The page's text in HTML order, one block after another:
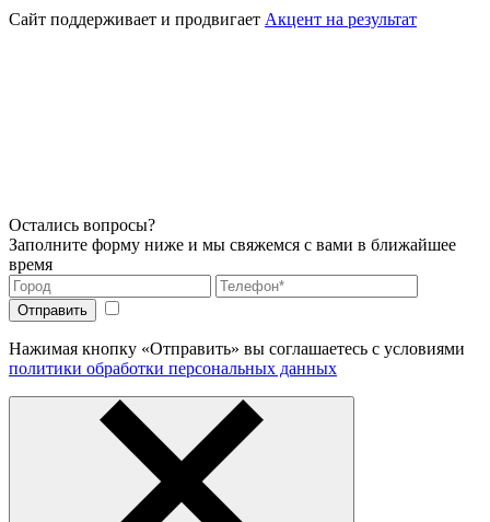
Сайт поддерживает и продвигает Акцент на результат
Остались вопросы?
Заполните форму ниже и мы свяжемся с вами в ближайшее
время
Нажимая кнопку «Отправить» вы соглашаетесь с условиями
политики обработки персональных данных